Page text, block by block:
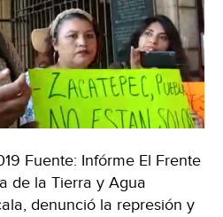
Fuente: Infórme El Frente
de la Tierra y Agua
denunció la represión y